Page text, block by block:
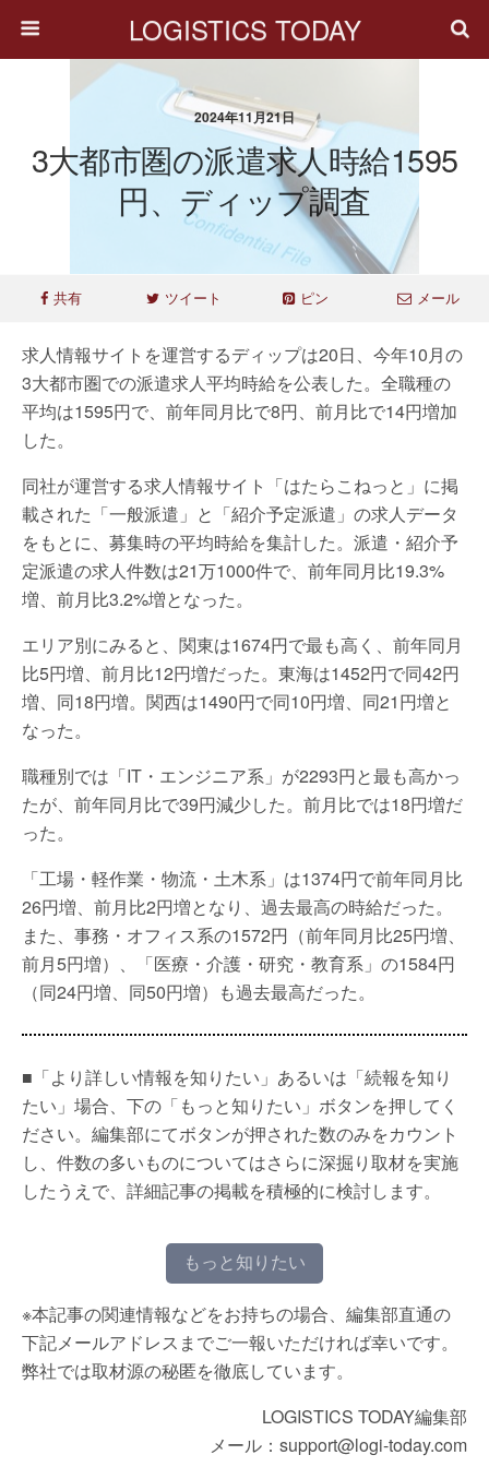
LOGISTICS TODAY
2024年11月21日
3大都市圏の派遣求人時給1595
円、ディップ調査
共有 ツイート ピン メール
求人情報サイトを運営するディップは20日、今年10月の
3大都市圏での派遣求人平均時給を公表した。全職種の
平均は1595円で、前年同月比で8円、前月比で14円増加
した。
同社が運営する求人情報サイト「はたらこねっと」に掲
載された「一般派遣」と「紹介予定派遣」の求人データ
をもとに、募集時の平均時給を集計した。派遣・紹介予
定派遣の求人件数は21万1000件で、前年同月比19.3%
増、前月比3.2%増となった。
エリア別にみると、関東は1674円で最も高く、前年同月
比5円増、前月比12円増だった。東海は1452円で同42円
増、同18円増。関西は1490円で同10円増、同21円増と
なった。
職種別では「IT・エンジニア系」が2293円と最も高かっ
たが、前年同月比で39円減少した。前月比では18円増だ
った。
「工場・軽作業・物流・土木系」は1374円で前年同月比
26円増、前月比2円増となり、過去最高の時給だった。
また、事務・オフィス系の1572円（前年同月比25円増、
前月5円増）、「医療・介護・研究・教育系」の1584円
（同24円増、同50円増）も過去最高だった。
■「より詳しい情報を知りたい」あるいは「続報を知り
たい」場合、下の「もっと知りたい」ボタンを押してく
ださい。編集部にてボタンが押された数のみをカウント
し、件数の多いものについてはさらに深掘り取材を実施
したうえで、詳細記事の掲載を積極的に検討します。
もっと知りたい
※本記事の関連情報などをお持ちの場合、編集部直通の
下記メールアドレスまでご一報いただければ幸いです。
弊社では取材源の秘匿を徹底しています。
LOGISTICS TODAY編集部
メール：support@logi-today.com